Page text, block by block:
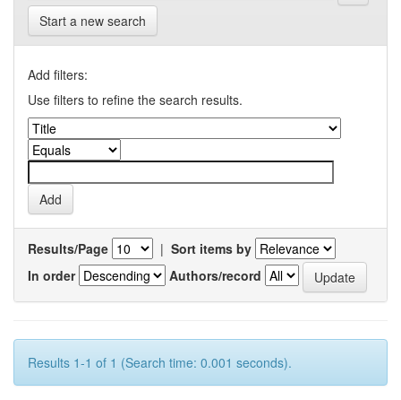
Start a new search
Add filters:
Use filters to refine the search results.
Results/Page | Sort items by
In order
Authors/record
Results 1-1 of 1 (Search time: 0.001 seconds).